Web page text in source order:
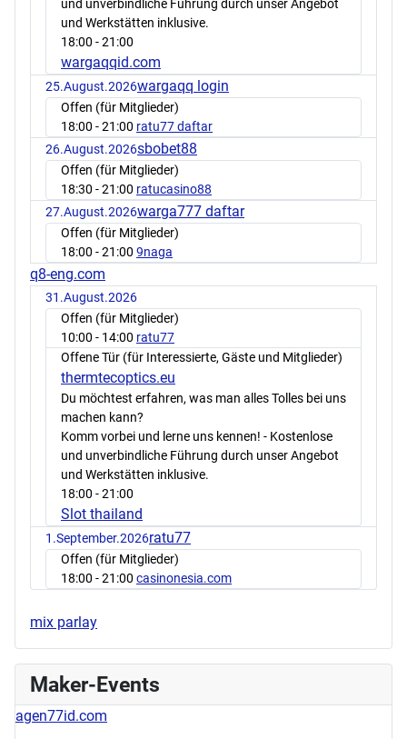
und unverbindliche Führung durch unser Angebot
und Werkstätten inklusive.
18:00 - 21:00
wargaqqid.com
25.August.2026wargaqq login
Offen (für Mitglieder)
18:00 - 21:00 ratu77 daftar
26.August.2026sbobet88
Offen (für Mitglieder)
18:30 - 21:00 ratucasino88
27.August.2026warga777 daftar
Offen (für Mitglieder)
18:00 - 21:00 9naga
q8-eng.com
31.August.2026
Offen (für Mitglieder)
10:00 - 14:00 ratu77
Offene Tür (für Interessierte, Gäste und Mitglieder)
thermtecoptics.eu
Du möchtest erfahren, was man alles Tolles bei uns
machen kann?
Komm vorbei und lerne uns kennen! - Kostenlose
und unverbindliche Führung durch unser Angebot
und Werkstätten inklusive.
18:00 - 21:00
Slot thailand
1.September.2026ratu77
Offen (für Mitglieder)
18:00 - 21:00 casinonesia.com
mix parlay
Maker-Events
agen77id.com